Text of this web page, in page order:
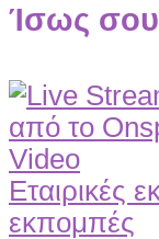
Ίσως
Video
Εταιρικές
εκπομπές